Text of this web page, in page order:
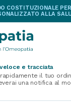
COSTITUZIONALE
ALLA
e tracciata
il tuo
una notifica al